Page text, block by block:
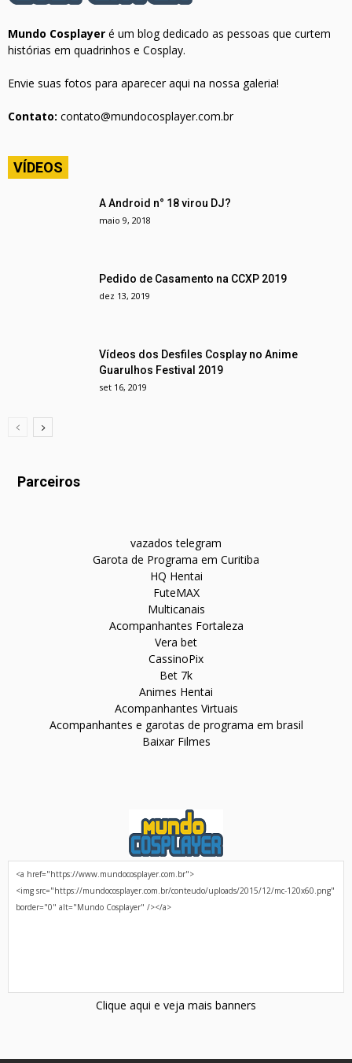
Mundo Cosplayer é um blog dedicado as pessoas que curtem
histórias em quadrinhos e Cosplay.
Envie suas fotos para aparecer aqui na nossa galeria!
Contato: contato@mundocosplayer.com.br
VÍDEOS
A Android n° 18 virou DJ?
maio 9, 2018
Pedido de Casamento na CCXP 2019
dez 13, 2019
Vídeos dos Desfiles Cosplay no Anime
Guarulhos Festival 2019
set 16, 2019
Parceiros
vazados telegram
Garota de Programa em Curitiba
HQ Hentai
FuteMAX
Multicanais
Acompanhantes Fortaleza
Vera bet
CassinoPix
Bet 7k
Animes Hentai
Acompanhantes Virtuais
Acompanhantes e garotas de programa em brasil
Baixar Filmes
Clique aqui e veja mais banners